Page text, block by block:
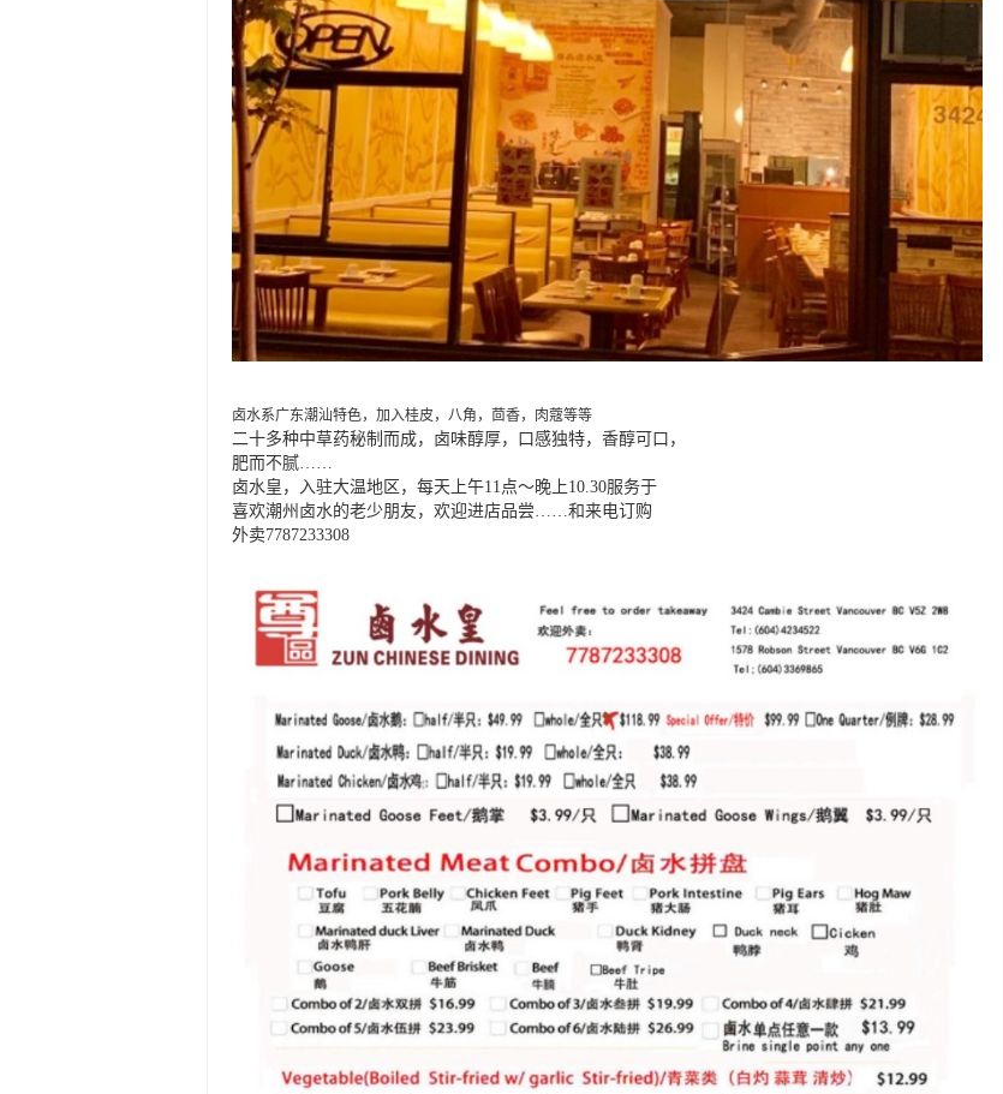
卤水系广东潮汕特色，加入桂皮，八角，茴香，肉蔻等等
二十多种中草药秘制而成，卤味醇厚，口感独特，香醇可口，
肥而不腻……
卤水皇，入驻大温地区，每天上午11点～晚上10.30服务于
喜欢潮州卤水的老少朋友，欢迎进店品尝……和来电订购
外卖7787233308